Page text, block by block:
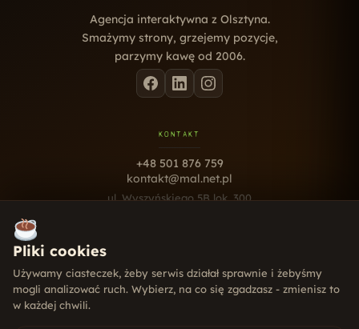
Agencja interaktywna z Olsztyna.
Smażymy strony, grzejemy pozycje,
parzymy kawę od 2006.
KONTAKT
+48 501 876 759
kontakt@mal.net.pl
ul. Wyszyńskiego 5B lok. 300
Strony internetowe
Pliki cookies
Używamy ciasteczek, żeby serwis działał sprawnie i żebyśmy
mogli analizować ruch. Wybierz, na co się zgadzasz - zmienisz to
w każdej chwili.